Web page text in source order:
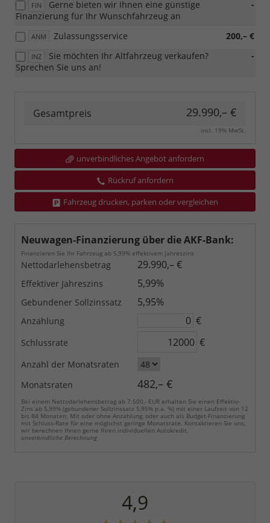
FIN -
Gerne bieten wir Ihnen eine günstige
Finanzierung für Ihr Wunschfahrzeug an
ANM 200,– €
Zulassungsservice
INZ -
Sie möchten Ihr Altfahrzeug verkaufen?
Sprechen Sie uns an!
Gesamtpreis 29.990,– €
incl. 19% MwSt.
unverbindliches Angebot anfordern
Rückruf anfordern
Fahrzeug drucken, parken oder vergleichen
Neuwagen-Finanzierung über die AKF-Bank:
Finanzieren Sie Ihr Fahrzeug ab 5,99% effektivem Jahreszins
Nettodarlehensbetrag 29.990,– €
Effektiver Jahreszins 5,99%
Gebundener Sollzinssatz 5,95%
Anzahlung €
Schlussrate €
Anzahl der Monatsraten
Monatsraten
482,– €
Bei einem Nettodarlehensbetrag ab 7.500,- EUR erhalten Sie einen Effektiv-
Zins ab 5,99% (gebundener Sollzinssatz 5,95% p.a. %) mit einer Laufzeit von 12
bis 84 Monaten. Mit oder ohne Anzahlung, oder auch als Budget-Finanzierung
mit Schluss-Rate für eine möglichst geringe Monatsrate. Kontaktieren Sie uns,
wir berechnen Ihnen gerne Ihren individuellen Autokredit.
unverbindliche Berechnung
4,9